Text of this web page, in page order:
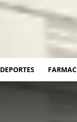
DEPORTES